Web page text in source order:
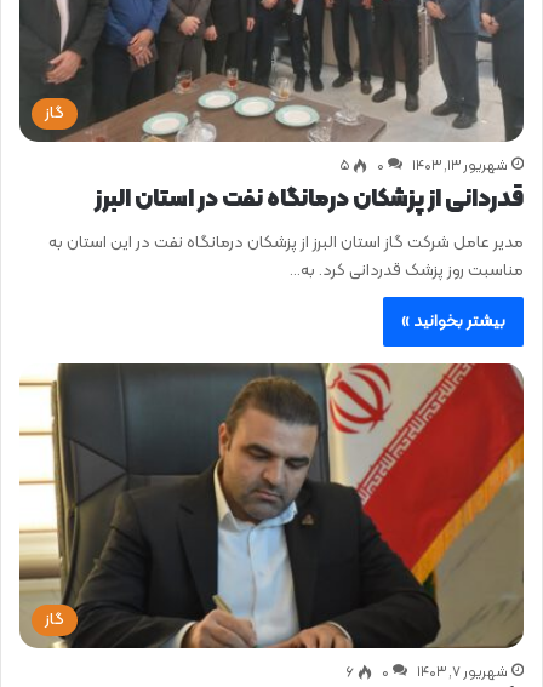
گاز
شهریور ۱۳, ۱۴۰۳ 0 ۵
قدردانی از پزشکان درمانگاه نفت در استان البرز
مدیر عامل شرکت گاز استان البرز از پزشکان درمانگاه نفت در این استان به
مناسبت روز پزشک قدردانی کرد. به…
بیشتر بخوانید »
گاز
شهریور ۷, ۱۴۰۳ 0 ۶